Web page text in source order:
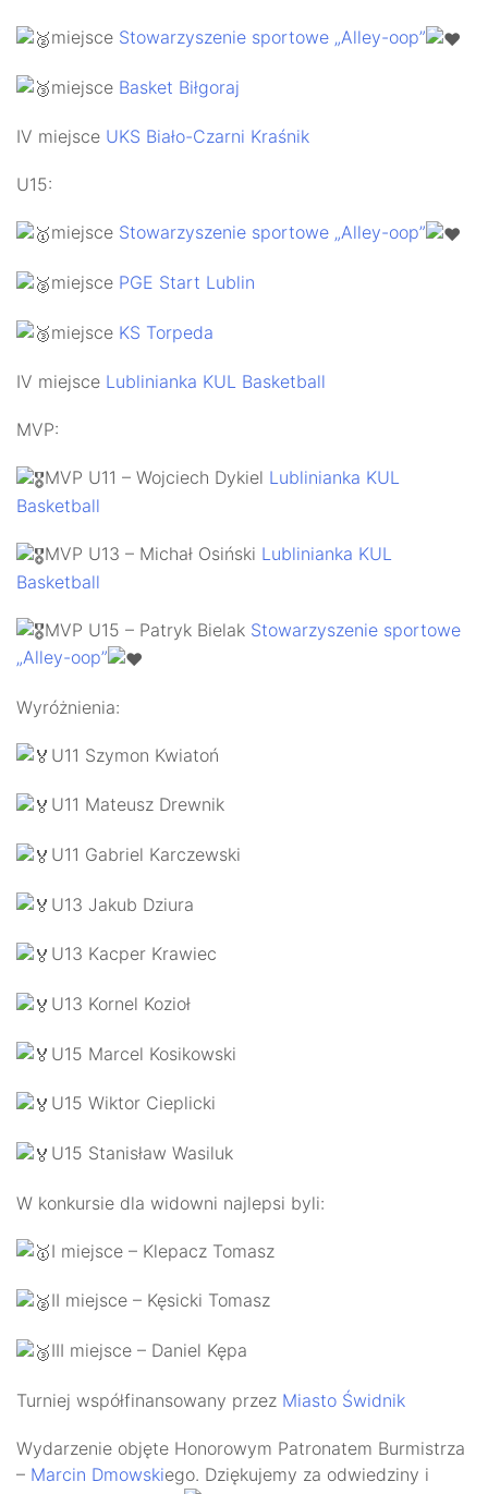
miejsce Stowarzyszenie sportowe „Alley-oop”
miejsce Basket Biłgoraj
IV miejsce UKS Biało-Czarni Kraśnik
U15:
miejsce Stowarzyszenie sportowe „Alley-oop”
miejsce PGE Start Lublin
miejsce KS Torpeda
IV miejsce Lublinianka KUL Basketball
MVP:
MVP U11 – Wojciech Dykiel Lublinianka KUL
Basketball
MVP U13 – Michał Osiński Lublinianka KUL
Basketball
MVP U15 – Patryk Bielak Stowarzyszenie sportowe
„Alley-oop”
Wyróżnienia:
U11 Szymon Kwiatoń
U11 Mateusz Drewnik
U11 Gabriel Karczewski
U13 Jakub Dziura
U13 Kacper Krawiec
U13 Kornel Kozioł
U15 Marcel Kosikowski
U15 Wiktor Cieplicki
U15 Stanisław Wasiluk
W konkursie dla widowni najlepsi byli:
I miejsce – Klepacz Tomasz
II miejsce – Kęsicki Tomasz
III miejsce – Daniel Kępa
Turniej współfinansowany przez Miasto Świdnik
Wydarzenie objęte Honorowym Patronatem Burmistrza
– Marcin Dmowskiego. Dziękujemy za odwiedziny i